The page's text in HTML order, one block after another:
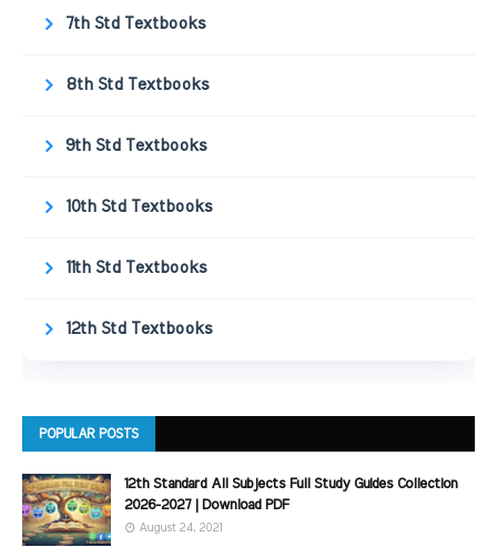
7th Std Textbooks
8th Std Textbooks
9th Std Textbooks
10th Std Textbooks
11th Std Textbooks
12th Std Textbooks
POPULAR POSTS
12th Standard All Subjects Full Study Guides Collection
2026-2027 | Download PDF
August 24, 2021